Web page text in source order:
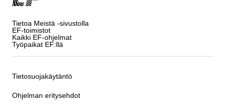
Tietoa Meistä -sivustolla
EF-toimistot
Kaikki EF-ohjelmat
Työpaikat EF:llä
Tietosuojakäytäntö
Ohjelman eritysehdot